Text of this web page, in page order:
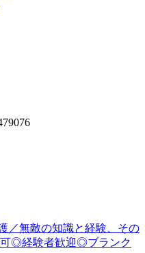
／無敵の知識と経験、その
可◎経験者歓迎◎ブランク